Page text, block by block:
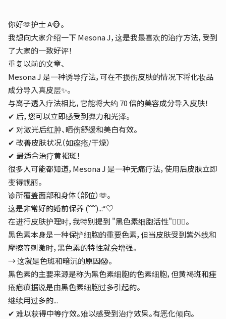
你好🫶护士 A🐵。
我想向大家介绍一下 Mesona J，这是我最喜欢的治疗方法，受到
了大家的一致好评！
重复以前的文章、
Mesona J 是一种诱导疗法，可在不损伤皮肤的情况下将化妆品
成分导入真皮层✨。
与离子透入疗法相比，它能将大约 70 倍的美容成分导入皮肤！
✔︎ 后，您可以立即感受到弹力和光泽。
✔︎ 对激光后红肿、晒伤舒缓和美白有效。
✔︎ 改善皮肤状况（如痤疮/干燥）
✔︎ 最适合治疗黄褐斑！
很多人可能都知道，Mesona J 是一种无痛疗法，使用后皮肤立即
变得靓丽。
诊所覆盖面部和身体（部位）🫶。
这是非常好的婚前保养 (˘˘˘)..:*♡
在进行皮肤护理时，我特别提到 "黑色素细胞活性"💁‍♀️✨。
黑色素本身是一种保护细胞的重要色素，但当皮肤受到紫外线和
摩擦等刺激时，黑色素的特性就会增强。
→ 这就是色斑和暗沉的原因😱。
黑色素的主要来源是称为黑色素细胞的色素细胞，但黄褐斑和痤
疮疤痕据说是由黑色素细胞过多引起的。
继续用过多的...
✔︎ 难以获得中等疗效。难以感受到治疗效果。有恶化倾向。